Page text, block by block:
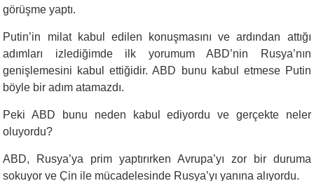
görüşme yaptı.
Putin’in milat kabul edilen konuşmasını ve ardından attığı
adımları izlediğimde ilk yorumum ABD’nin Rusya’nın
genişlemesini kabul ettiğidir. ABD bunu kabul etmese Putin
böyle bir adım atamazdı.
Peki ABD bunu neden kabul ediyordu ve gerçekte neler
oluyordu?
ABD, Rusya’ya prim yaptırırken Avrupa’yı zor bir duruma
sokuyor ve Çin ile mücadelesinde Rusya’yı yanına alıyordu.